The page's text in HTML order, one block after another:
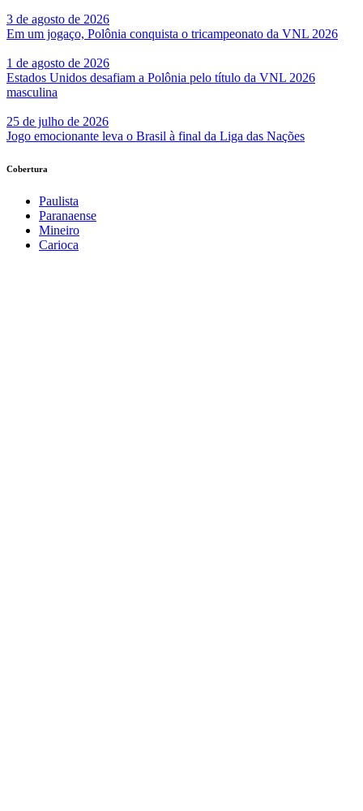
3 de agosto de 2026
Em um jogaço, Polônia conquista o tricampeonato da VNL 2026
1 de agosto de 2026
Estados Unidos desafiam a Polônia pelo título da VNL 2026
masculina
25 de julho de 2026
Jogo emocionante leva o Brasil à final da Liga das Nações
Cobertura
Paulista
Paranaense
Mineiro
Carioca